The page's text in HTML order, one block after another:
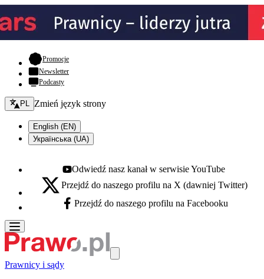
Promocje- otwiera się w nowej karcie
Newsletter
Podcasty
Zmień język - bieżący:
PL Zmień język strony
English (EN)
Українська (UA)
Youtube - otwiera się w nowej karcie
Odwiedź nasz kanał w serwisie YouTube
X - otwiera się w nowej karcie
Przejdź do naszego profilu na X (dawniej Twitter)
Facebook - otwiera się w nowej karcie
Przejdź do naszego profilu na Facebooku
Prawnicy i sądy